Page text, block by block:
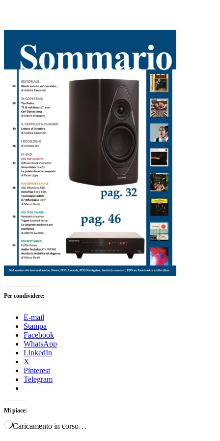
Per condividere:
E-mail
Stampa
Facebook
WhatsApp
LinkedIn
X
Pinterest
Telegram
Mi piace:
Caricamento in corso…